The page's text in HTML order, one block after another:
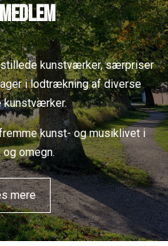
kunstværker, særpriser
i lodtrækning af diverse
kunstværker.
kunst- og musiklivet i
og omegn.
mere